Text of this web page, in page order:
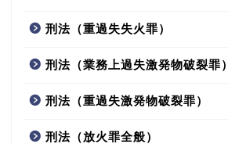
刑法（重過失失火罪）
刑法（業務上過失激発物破裂罪）
刑法（重過失激発物破裂罪）
刑法（放火罪全般）